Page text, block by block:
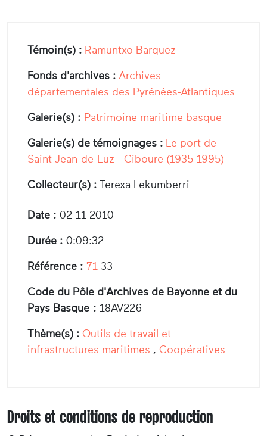
Témoin(s) : Ramuntxo Barquez
Fonds d'archives : Archives
départementales des Pyrénées-Atlantiques
Galerie(s) : Patrimoine maritime basque
Galerie(s) de témoignages : Le port de
Saint-Jean-de-Luz - Ciboure (1935-1995)
Collecteur(s) : Terexa Lekumberri
Date : 02-11-2010
Durée : 0:09:32
Référence : 71-33
Code du Pôle d'Archives de Bayonne et du
Pays Basque : 18AV226
Thème(s) : Outils de travail et
infrastructures maritimes , Coopératives
Droits et conditions de reproduction